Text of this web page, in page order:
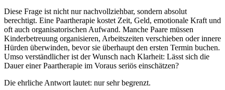
Diese Frage ist nicht nur nachvollziehbar, sondern absolut
berechtigt. Eine Paartherapie kostet Zeit, Geld, emotionale Kraft und
oft auch organisatorischen Aufwand. Manche Paare müssen
Kinderbetreuung organisieren, Arbeitszeiten verschieben oder innere
Hürden überwinden, bevor sie überhaupt den ersten Termin buchen.
Umso verständlicher ist der Wunsch nach Klarheit: Lässt sich die
Dauer einer Paartherapie im Voraus seriös einschätzen?
Die ehrliche Antwort lautet: nur sehr begrenzt.